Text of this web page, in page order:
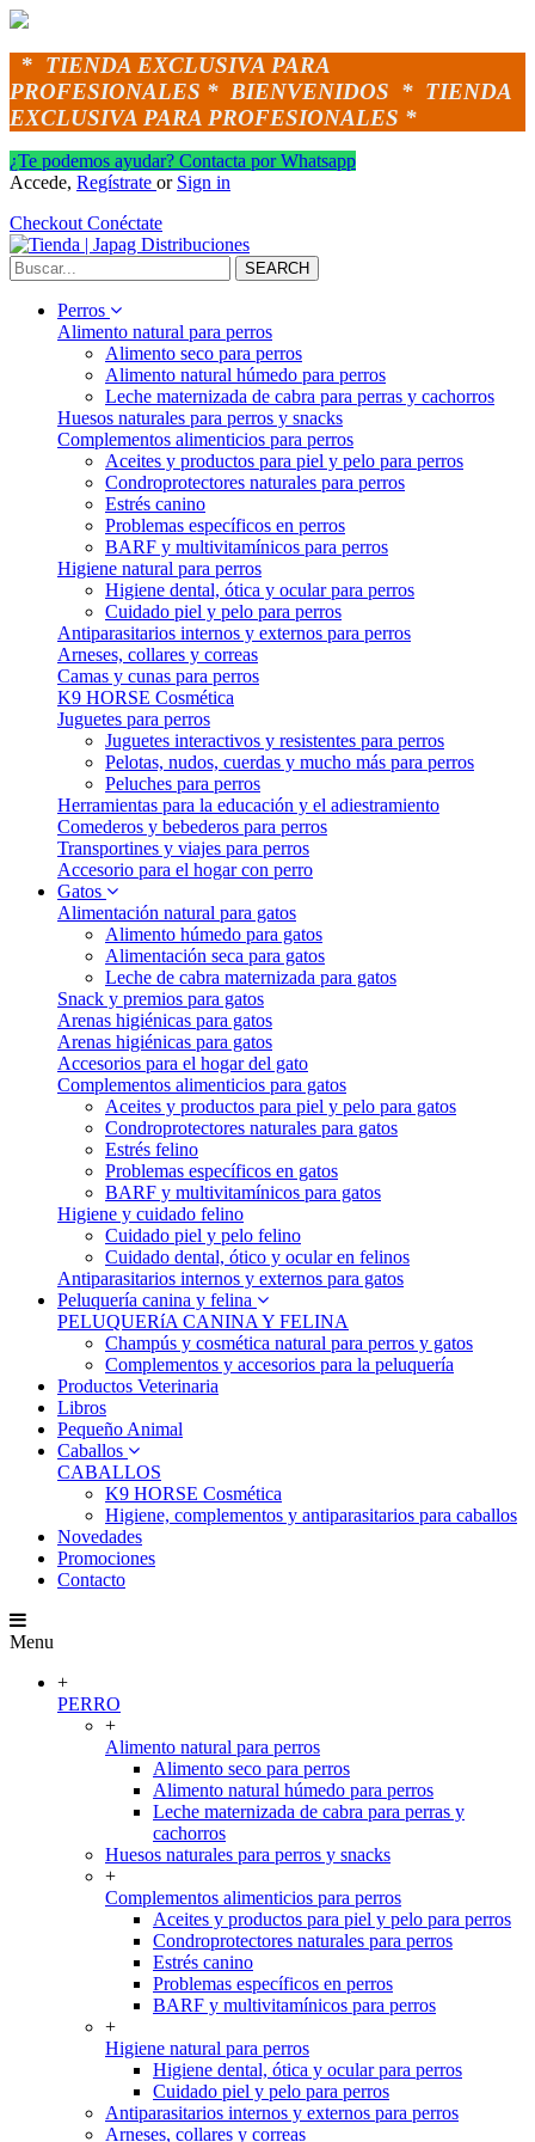
* TIENDA EXCLUSIVA PARA
PROFESIONALES * BIENVENIDOS * TIENDA
EXCLUSIVA PARA PROFESIONALES *
¿Te podemos ayudar? Contacta por Whatsapp
Accede, Regístrate or Sign in
Checkout Conéctate
SEARCH
Perros
Alimento natural para perros
Alimento seco para perros
Alimento natural húmedo para perros
Leche maternizada de cabra para perras y cachorros
Huesos naturales para perros y snacks
Complementos alimenticios para perros
Aceites y productos para piel y pelo para perros
Condroprotectores naturales para perros
Estrés canino
Problemas específicos en perros
BARF y multivitamínicos para perros
Higiene natural para perros
Higiene dental, ótica y ocular para perros
Cuidado piel y pelo para perros
Antiparasitarios internos y externos para perros
Arneses, collares y correas
Camas y cunas para perros
K9 HORSE Cosmética
Juguetes para perros
Juguetes interactivos y resistentes para perros
Pelotas, nudos, cuerdas y mucho más para perros
Peluches para perros
Herramientas para la educación y el adiestramiento
Comederos y bebederos para perros
Transportines y viajes para perros
Accesorio para el hogar con perro
Gatos
Alimentación natural para gatos
Alimento húmedo para gatos
Alimentación seca para gatos
Leche de cabra maternizada para gatos
Snack y premios para gatos
Arenas higiénicas para gatos
Arenas higiénicas para gatos
Accesorios para el hogar del gato
Complementos alimenticios para gatos
Aceites y productos para piel y pelo para gatos
Condroprotectores naturales para gatos
Estrés felino
Problemas específicos en gatos
BARF y multivitamínicos para gatos
Higiene y cuidado felino
Cuidado piel y pelo felino
Cuidado dental, ótico y ocular en felinos
Antiparasitarios internos y externos para gatos
Peluquería canina y felina
PELUQUERíA CANINA Y FELINA
Champús y cosmética natural para perros y gatos
Complementos y accesorios para la peluquería
Productos Veterinaria
Libros
Pequeño Animal
Caballos
CABALLOS
K9 HORSE Cosmética
Higiene, complementos y antiparasitarios para caballos
Novedades
Promociones
Contacto
Menu
+
PERRO
+
Alimento natural para perros
Alimento seco para perros
Alimento natural húmedo para perros
Leche maternizada de cabra para perras y
cachorros
Huesos naturales para perros y snacks
+
Complementos alimenticios para perros
Aceites y productos para piel y pelo para perros
Condroprotectores naturales para perros
Estrés canino
Problemas específicos en perros
BARF y multivitamínicos para perros
+
Higiene natural para perros
Higiene dental, ótica y ocular para perros
Cuidado piel y pelo para perros
Antiparasitarios internos y externos para perros
Arneses, collares y correas